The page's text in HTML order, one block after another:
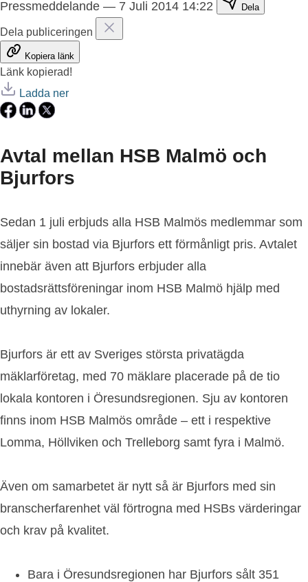
Pressmeddelande — 7 Juli 2014 14:22 Dela
Dela publiceringen
Kopiera länk
Länk kopierad!
Ladda ner
Avtal mellan HSB Malmö och
Bjurfors
Sedan 1 juli erbjuds alla HSB Malmös medlemmar som
säljer sin bostad via Bjurfors ett förmånligt pris. Avtalet
innebär även att Bjurfors erbjuder alla
bostadsrättsföreningar inom HSB Malmö hjälp med
uthyrning av lokaler.
Bjurfors är ett av Sveriges största privatägda
mäklarföretag, med 70 mäklare placerade på de tio
lokala kontoren i Öresundsregionen. Sju av kontoren
finns inom HSB Malmös område – ett i respektive
Lomma, Höllviken och Trelleborg samt fyra i Malmö.
Även om samarbetet är nytt så är Bjurfors med sin
branscherfarenhet väl förtrogna med HSBs värderingar
och krav på kvalitet.
Bara i Öresundsregionen har Bjurfors sålt 351